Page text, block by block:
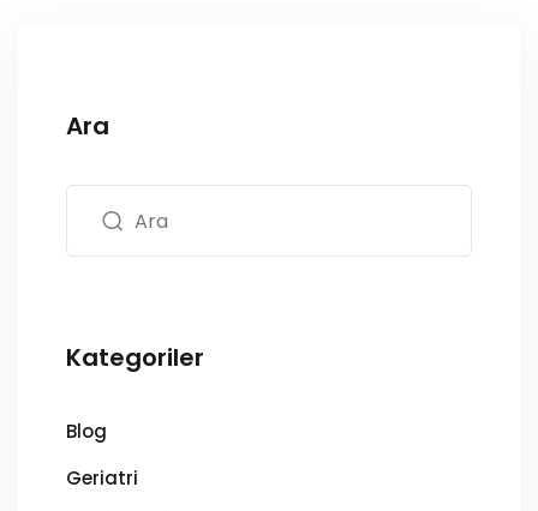
Ara
Kategoriler
Blog
Geriatri